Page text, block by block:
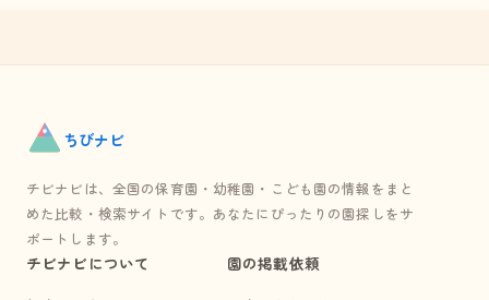
ちびナビ
チビナビは、全国の保育園・幼稚園・こども園の情報をまと
めた比較・検索サイトです。あなたにぴったりの園探しをサ
ポートします。
チビナビについて
園の掲載依頼